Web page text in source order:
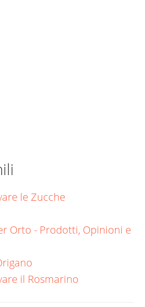
le Zucche
Orto - Prodotti, Opinioni e
il Rosmarino